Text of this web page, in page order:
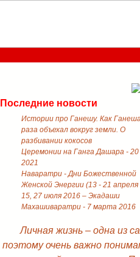
Последние новости
Истории про Ганешу. Как
раза объехал вокруг земли. О
разбивании кокосов
Церемонии на Ганга Дашара -
2021
Наваратри - Дни Божественной
Женской Энергии (13 - 21 апреля
15, 27 июля 2016 – Экадаши
Махашиваратри - 7 марта 2016
Личная жизнь – одна из
поэтому очень важно